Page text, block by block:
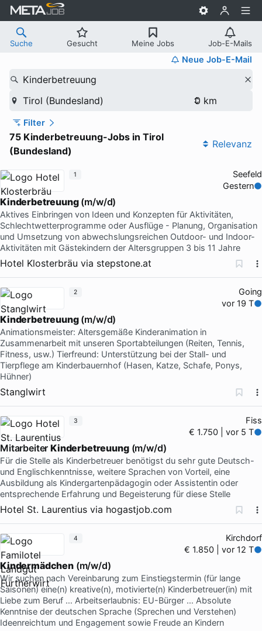
Suche Gesucht Meine Jobs Job-E-Mails
Neue Job-E-Mail
Kinderbetreuung
Tirol (Bundesland)
Filter
75 Kinderbetreuung-Jobs in Tirol
(Bundesland)
Relevanz
Seefeld
Gestern
Kinderbetreuung(m/w/d)
Aktives Einbringen von Ideen und Konzepten für Aktivitäten,
Schlechtwetterprogramme oder Ausflüge - Planung, Organisation
und Umsetzung von abwechslungsreichen Outdoor- und Indoor-
Aktivitäten mit Gästekindern der Altersgruppen 3 bis 11 Jahre
Hotel Klosterbräu via stepstone.at
1
Going
vor 19 T
Kinderbetreuung(m/w/d)
Animationsmeister: Altersgemäße Kinderanimation in
Zusammenarbeit mit unseren Sportabteilungen (Reiten, Tennis,
Fitness, usw.) Tierfreund: Unterstützung bei der Stall- und
Tierpflege am Kinderbauernhof (Hasen, Katze, Schafe, Ponys,
Hühner)
Stanglwirt
2
Fiss
€ 1.750 | vor 5 T
MitarbeiterKinderbetreuung(m/w/d)
Für die Stelle als Kinderbetreuer benötigst du sehr gute Deutsch-
und Englischkenntnisse, weitere Sprachen von Vorteil, eine
Ausbildung als Kindergartenpädagogin oder Assistentin oder
entsprechende Erfahrung und Begeisterung für diese Stelle
Hotel St. Laurentius via hogastjob.com
3
Kirchdorf
€ 1.850 | vor 12 T
Kindermädchen(m/w/d)
Wir suchen nach Vereinbarung zum Einstiegstermin (für lange
Saisonen) eine(n) kreative(n), motivierte(n) Kinderbetreuer(in) mit
Liebe zum Beruf … Arbeitserlaubnis: EU-Bürger … Absolute
Kenntnise der deutschen Sprache (Sprechen und Verstehen)
Ideenreichtum und Engagement sowie Freude an Kindern
4